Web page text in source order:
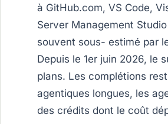
à GitHub.com, VS Code,
Server Management
souvent sous- estimé par
Depuis le 1er juin 2026, le
plans. Les complétions
agentiques longues, les
des crédits dont le coût